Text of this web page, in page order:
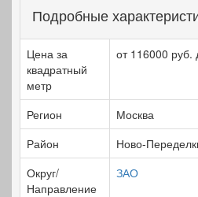
Подробные
Цена за
квадратный
метр
от 116000 руб.
Регион
Москва
Район
Ново-
Округ/
Направление
ЗАО